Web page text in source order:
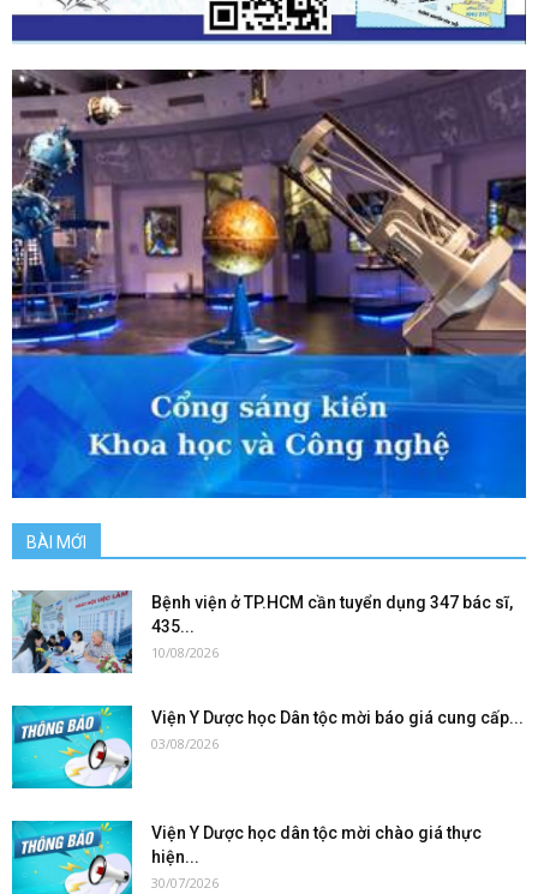
BÀI MỚI
Bệnh viện ở TP.HCM cần tuyển dụng 347 bác sĩ,
435...
10/08/2026
Viện Y Dược học Dân tộc mời báo giá cung cấp...
03/08/2026
Viện Y Dược học dân tộc mời chào giá thực
hiện...
30/07/2026